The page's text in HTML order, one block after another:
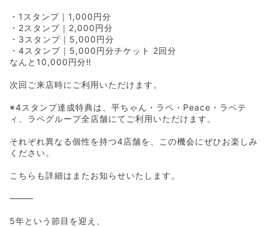
・1スタンプ｜1,000円分
・2スタンプ｜2,000円分
・3スタンプ｜5,000円分
・4スタンプ｜5,000円分チケット 2回分
なんと10,000円分‼️
次回ご来店時にご利用いただけます。
※4スタンプ達成特典は、平ちゃん・ラペ・Peace・ラペテ
ィ、ラペグループ全店舗にてご利用いただけます。
それぞれ異なる個性を持つ4店舗を、この機会にぜひお楽しみ
ください。
こちらも詳細はまたお知らせいたします。
⸻
5年という節目を迎え、